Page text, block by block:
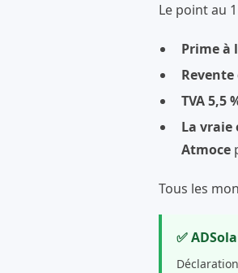
Le point au
Prime à
TVA 5,5
La
Atmoce
Tous les
✅